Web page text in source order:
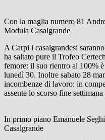
Con la maglia numero 81
Modula Casalgrande
A Carpi i casalgrandesi
ha saltato pure il Trofeo
femore: il suo rientro al 100%
lunedì 30. Inoltre sabato 28
incombenze di lavoro: in
assente lo scorso fine
In primo piano Emanuele
Casalgrande